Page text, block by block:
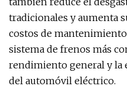
tradicionales y aumenta
costos de
sistema de frenos más
rendimiento general y la
del automóvil eléctrico.